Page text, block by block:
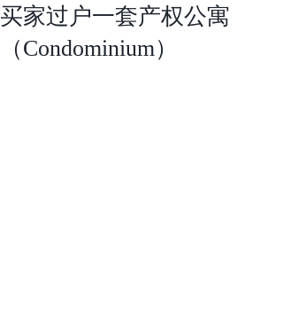
买家过户一套产权公寓
（Condominium）